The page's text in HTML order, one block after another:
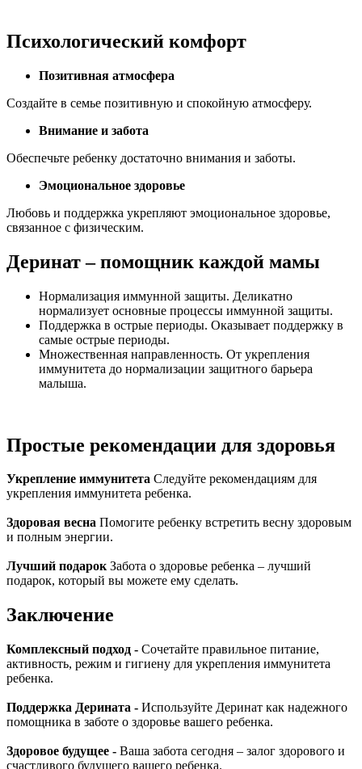
Психологический комфорт
Позитивная атмосфера
Создайте в семье позитивную и спокойную атмосферу.
Внимание и забота
Обеспечьте ребенку достаточно внимания и заботы.
Эмоциональное здоровье
Любовь и поддержка укрепляют эмоциональное здоровье,
связанное с физическим.
Деринат – помощник каждой мамы
Нормализация иммунной защиты. Деликатно
нормализует основные процессы иммунной защиты.
Поддержка в острые периоды. Оказывает поддержку в
самые острые периоды.
Множественная направленность. От укрепления
иммунитета до нормализации защитного барьера
малыша.
Простые рекомендации для здоровья
Укрепление иммунитета Следуйте рекомендациям для
укрепления иммунитета ребенка.
Здоровая весна Помогите ребенку встретить весну здоровым
и полным энергии.
Лучший подарок Забота о здоровье ребенка – лучший
подарок, который вы можете ему сделать.
Заключение
Комплексный подход - Сочетайте правильное питание,
активность, режим и гигиену для укрепления иммунитета
ребенка.
Поддержка Дерината - Используйте Деринат как надежного
помощника в заботе о здоровье вашего ребенка.
Здоровое будущее - Ваша забота сегодня – залог здорового и
счастливого будущего вашего ребенка.